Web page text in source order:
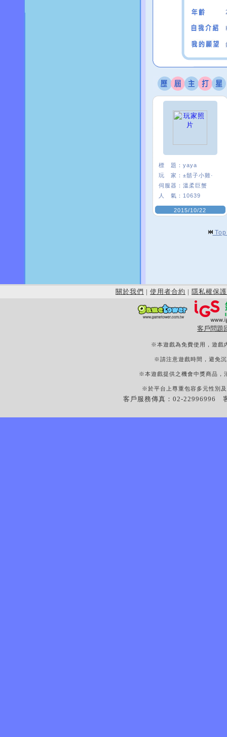
標 題： yaya
玩 家： ±鬍子小雞·
伺服器： 溫柔巨蟹
人 氣： 10639
2015/10/22
關於我們 | 使用者合約 | 隱私權保護
客戶問題
※本遊戲為免費使用，遊戲
※請注意遊戲時間，避免
※本遊戲提供之機會中獎商品，
※於平台上尊重包容多元性別
客戶服務傳真：02-22996996